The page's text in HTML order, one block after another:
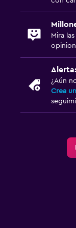
Mira
¿Aún
Crea